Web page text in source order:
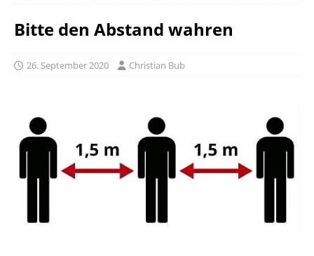
Bitte den Abstand wahren
26. September 2020 Christian Bub